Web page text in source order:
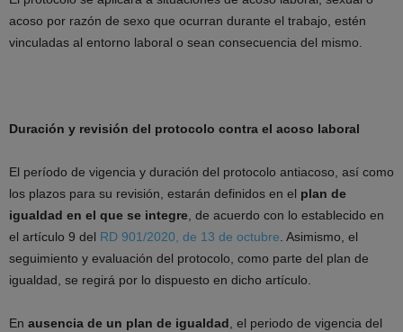
acoso por razón de sexo que ocurran durante el trabajo, estén
vinculadas al entorno laboral o sean consecuencia del mismo.
Duración y revisión del protocolo contra el acoso laboral
El período de vigencia y duración del protocolo antiacoso, así como
los plazos para su revisión, estarán definidos en el plan de
igualdad en el que se integre, de acuerdo con lo establecido en
el artículo 9 del RD 901/2020, de 13 de octubre. Asimismo, el
seguimiento y evaluación del protocolo, como parte del plan de
igualdad, se regirá por lo dispuesto en dicho artículo.
En ausencia de un plan de igualdad, el periodo de vigencia del